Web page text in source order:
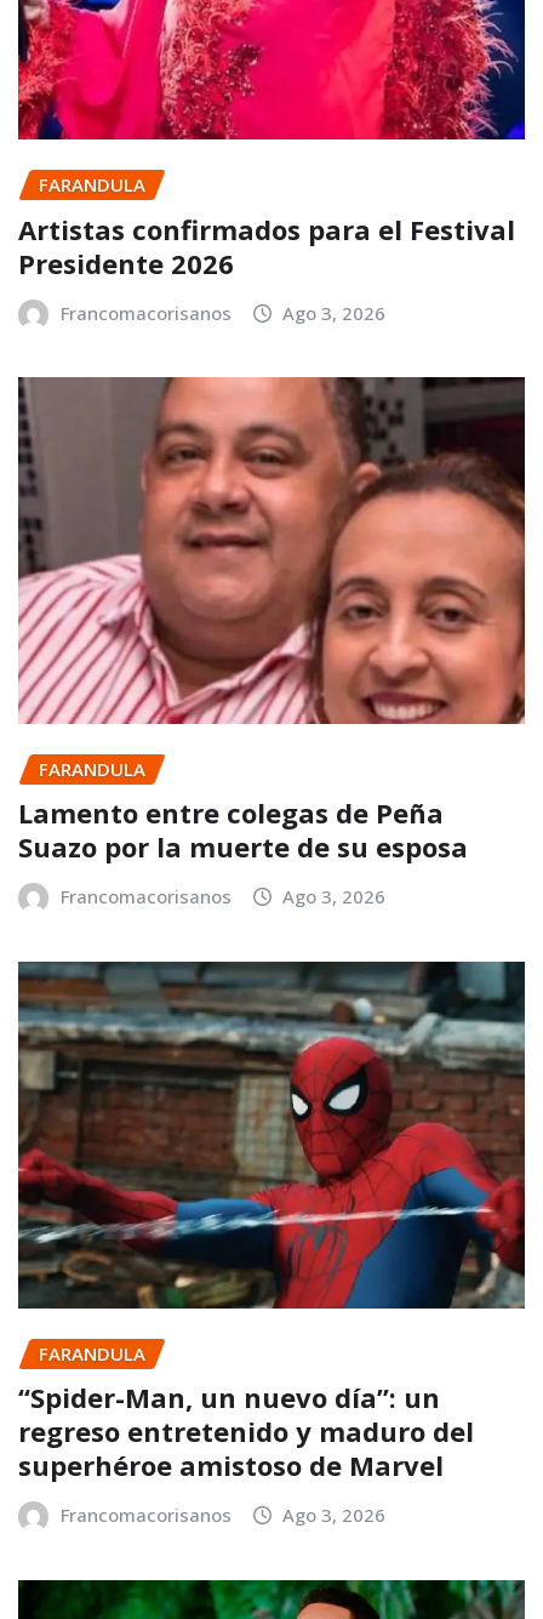
FARANDULA
Artistas confirmados para el Festival
Presidente 2026
Francomacorisanos Ago 3, 2026
FARANDULA
Lamento entre colegas de Peña
Suazo por la muerte de su esposa
Francomacorisanos Ago 3, 2026
FARANDULA
“Spider-Man, un nuevo día”: un
regreso entretenido y maduro del
superhéroe amistoso de Marvel
Francomacorisanos Ago 3, 2026